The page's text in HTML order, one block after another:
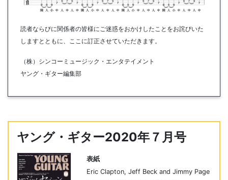
読者ならびに関係者の皆様にご迷惑をおかけしたことをお詫びいた
しますとともに、ここに訂正させていただきます。
（株）シンコーミュージック・エンタテイメント
ヤング・ギター編集部
ヤング・ギター2020年７月号
表紙
Eric Clapton, Jeff Beck and Jimmy Page